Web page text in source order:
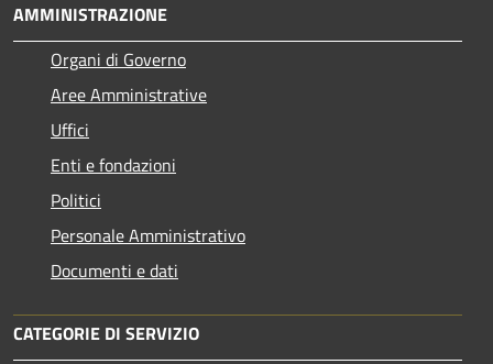
AMMINISTRAZIONE
Organi di Governo
Aree Amministrative
Uffici
Enti e fondazioni
Politici
Personale Amministrativo
Documenti e dati
CATEGORIE DI SERVIZIO